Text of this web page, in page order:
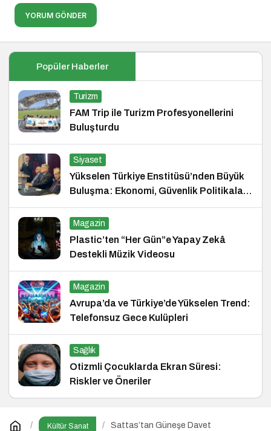
YORUM GÖNDER
Popüler Haberler
Turizm
FAM Trip ile Turizm Profesyonellerini
Buluşturdu
Siyaset
Yükselen Türkiye Enstitüsü’nden Büyük
Buluşma: Ekonomi, Güvenlik Politikaları
ve Hukuk Konferansı
Magazin
Plastic’ten “Her Gün”e Yapay Zekâ
Destekli Müzik Videosu
Magazin
Avrupa’da ve Türkiye’de Yükselen Trend:
Telefonsuz Gece Kulüpleri
Sağlık
Otizmli Çocuklarda Ekran Süresi:
Riskler ve Öneriler
Kültür Sanat Sattas’tan Güneşe Davet